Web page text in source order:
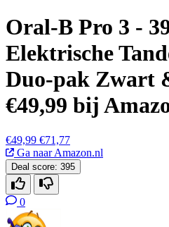
Oral-B Pro 3 -
Elektrische
Duo-pak Zwart
€49,99 bij
€49,99 €71,77
Ga naar Amazon.nl
Deal score: 395
0